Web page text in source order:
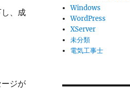
、成
ジが
Windows
WordPress
XServer
未分類
電気工事士